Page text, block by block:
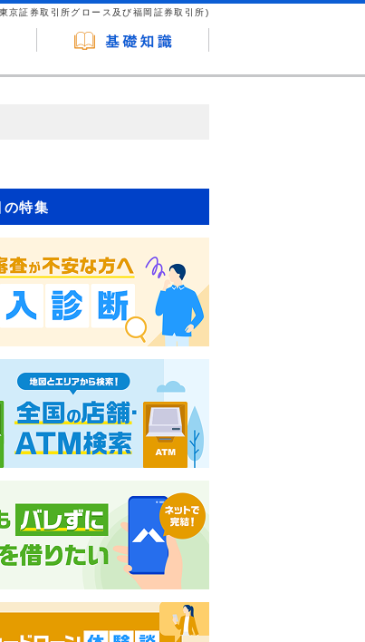
京証券取引所グロース及び福岡証券取引所)
の特集